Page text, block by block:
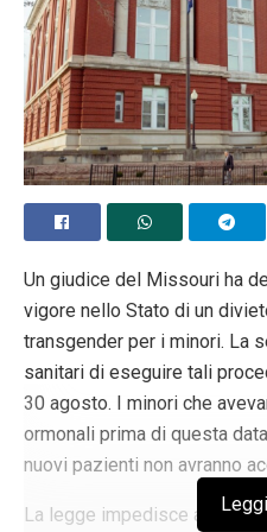
Un giudice del Missouri ha
vigore nello Stato di un
transgender per i minori. La
sanitari di eseguire tali
30 agosto. I minori che
ormonali prima di questa
nuovi pazienti non avranno
La legge impedisce anche